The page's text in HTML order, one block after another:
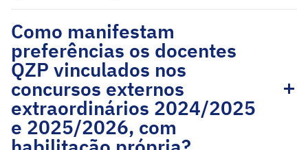
Como manifestam
preferências os docentes
QZP vinculados nos
concursos externos
extraordinários 2024/2025
e 2025/2026, com